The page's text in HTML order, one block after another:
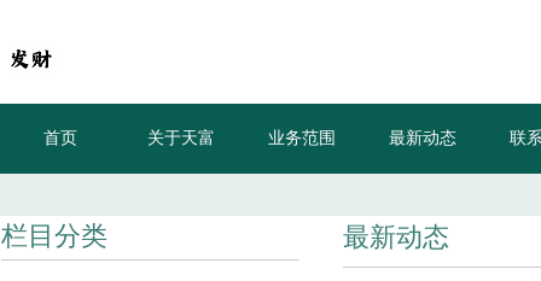
首页 关于天富 业务范围 最新动态 联
栏目分类 最新动态